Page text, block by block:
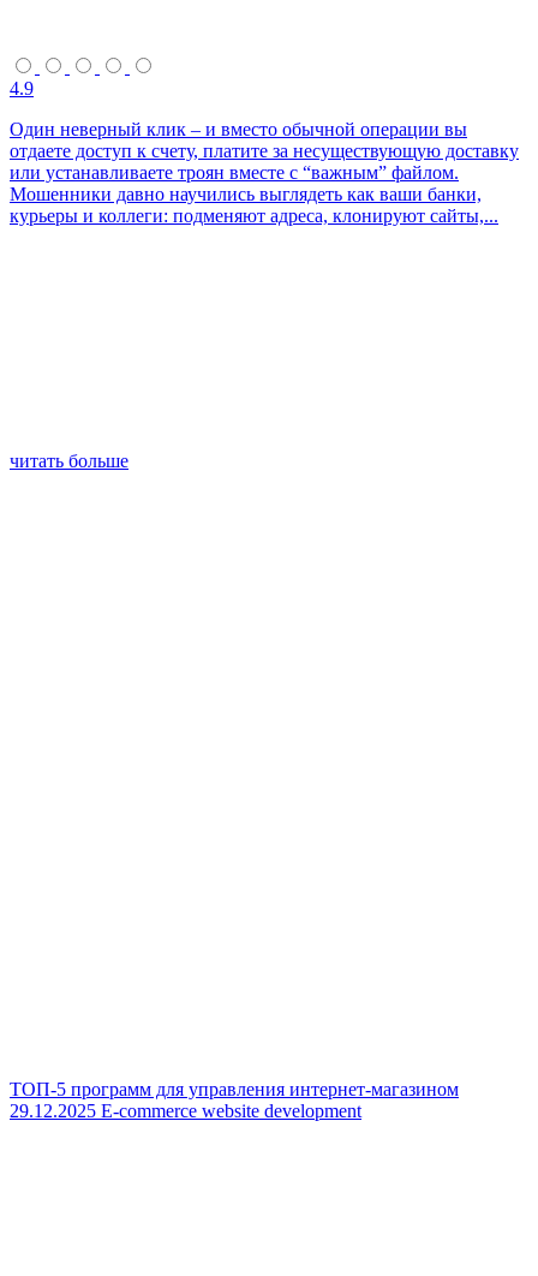
4.9
Один неверный клик – и вместо обычной операции вы
отдаете доступ к счету, платите за несуществующую доставку
или устанавливаете троян вместе с “важным” файлом.
Мошенники давно научились выглядеть как ваши банки,
курьеры и коллеги: подменяют адреса, клонируют сайты,...
читать больше
ТОП-5 программ для управления интернет-магазином
29.12.2025 E-commerce website development